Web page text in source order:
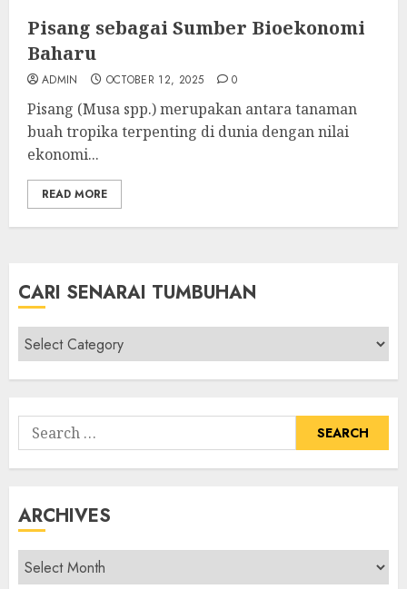
Pisang sebagai Sumber Bioekonomi
Baharu
ADMIN OCTOBER 12, 2025 0
Pisang (Musa spp.) merupakan antara tanaman
buah tropika terpenting di dunia dengan nilai
ekonomi...
READ MORE
CARI SENARAI TUMBUHAN
Cari
Senarai
Tumbuhan
Search
for:
ARCHIVES
Archives